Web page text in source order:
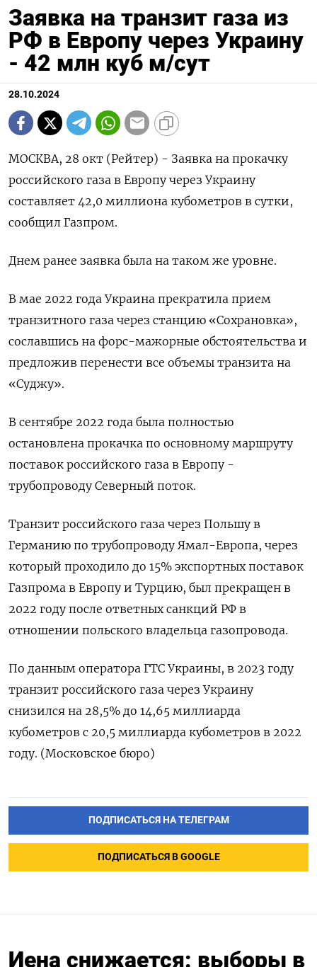
Заявка на транзит газа из
РФ в Европу через Украину
- 42 млн куб м/сут
28.10.2024
МОСКВА, 28 окт (Рейтер) - Заявка на прокачку
российского газа в Европу через Украину
составляет 42,0 миллиона кубометров в сутки,
сообщил Газпром.
Днем ранее заявка была на таком же уровне.
В мае 2022 года Украина прекратила прием
транзитного газа через станцию «Сохрановка»,
сославшись на форс-мажорные обстоятельства и
предложив перенести все объемы транзита на
«Суджу».
В сентябре 2022 года была полностью
остановлена прокачка по основному маршруту
поставок российского газа в Европу -
трубопроводу Северный поток.
Транзит российского газа через Польшу в
Германию по трубопроводу Ямал-Европа, через
который проходило до 15% экспортных поставок
Газпрома в Европу и Турцию, был прекращен в
2022 году после ответных санкций РФ в
отношении польского владельца газопровода.
По данным оператора ГТС Украины, в 2023 году
транзит российского газа через Украину
снизился на 28,5% до 14,65 миллиарда
кубометров с 20,5 миллиарда кубометров в 2022
году. (Московское бюро)
ПОДПИСАТЬСЯ НА ТЕЛЕГРАМ
ПОДПИСАТЬСЯ В GOOGLE
Иена снижается: выборы в